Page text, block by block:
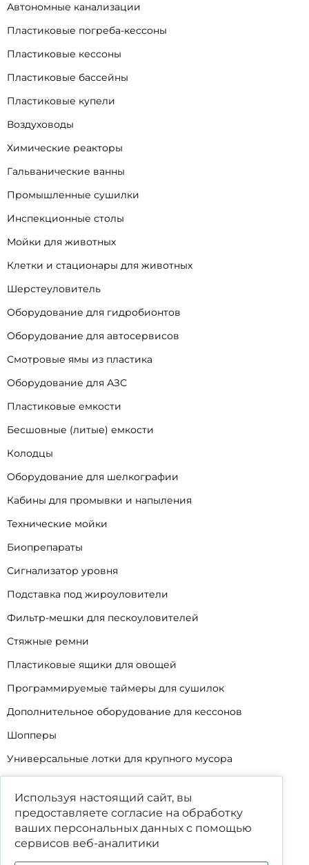
Автономные канализации
Пластиковые погреба-кессоны
Пластиковые кессоны
Пластиковые бассейны
Пластиковые купели
Воздуховоды
Химические реакторы
Гальванические ванны
Промышленные сушилки
Инспекционные столы
Мойки для животных
Клетки и стационары для животных
Шерстеуловитель
Оборудование для гидробионтов
Оборудование для автосервисов
Смотровые ямы из пластика
Оборудование для АЗС
Пластиковые емкости
Бесшовные (литые) емкости
Колодцы
Оборудование для шелкографии
Кабины для промывки и напыления
Технические мойки
Биопрепараты
Сигнализатор уровня
Подставка под жироуловители
Фильтр-мешки для пескоуловителей
Стяжные ремни
Пластиковые ящики для овощей
Программируемые таймеры для сушилок
Дополнительное оборудование для кессонов
Шопперы
Универсальные лотки для крупного мусора
Уцененные товары
Используя настоящий сайт, вы
предоставляете согласие на обработку
ваших персональных данных с помощью
сервисов веб-аналитики